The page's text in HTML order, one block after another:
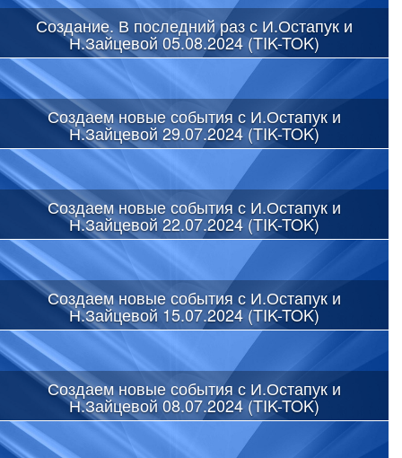
Создание. В последний раз с И.Остапук и
Н.Зайцевой 05.08.2024 (TIK-TOK)
Создаем новые события с И.Остапук и
Н.Зайцевой 29.07.2024 (TIK-TOK)
Создаем новые события с И.Остапук и
Н.Зайцевой 22.07.2024 (TIK-TOK)
Создаем новые события с И.Остапук и
Н.Зайцевой 15.07.2024 (TIK-TOK)
Создаем новые события с И.Остапук и
Н.Зайцевой 08.07.2024 (TIK-TOK)